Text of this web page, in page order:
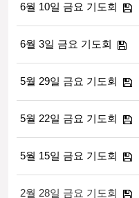
6월 10일 금요 기도회
6월 3일 금요 기도회
5월 29일 금요 기도회
5월 22일 금요 기도회
5월 15일 금요 기도회
2월 28일 금요 기도회